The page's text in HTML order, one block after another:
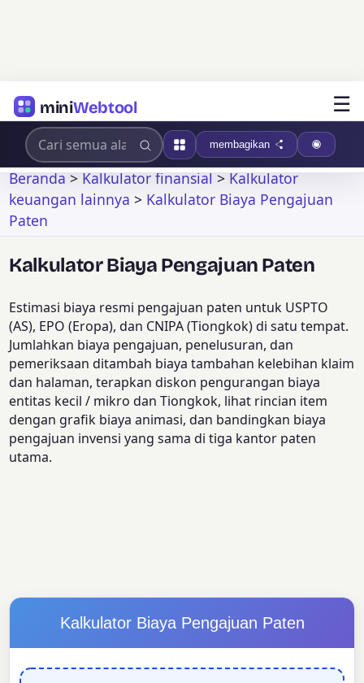
miniWebtool ☰
membagikan
Beranda>Kalkulator finansial>Kalkulator
keuangan lainnya > Kalkulator Biaya Pengajuan
Paten
Kalkulator Biaya Pengajuan Paten
Estimasi biaya resmi pengajuan paten untuk USPTO
(AS), EPO (Eropa), dan CNIPA (Tiongkok) di satu tempat.
Jumlahkan biaya pengajuan, penelusuran, dan
pemeriksaan ditambah biaya tambahan kelebihan klaim
dan halaman, terapkan diskon pengurangan biaya
entitas kecil / mikro dan Tiongkok, lihat rincian item
dengan grafik biaya animasi, dan bandingkan biaya
pengajuan invensi yang sama di tiga kantor paten
utama.
Kalkulator Biaya Pengajuan Paten